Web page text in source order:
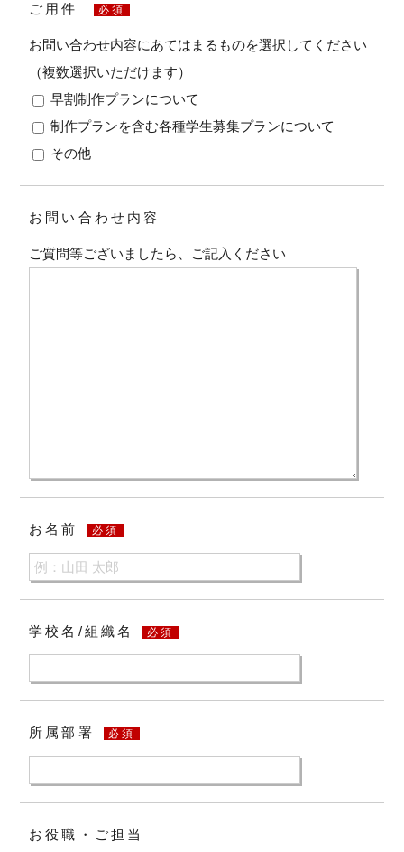
ご用件 必須
お問い合わせ内容にあてはまるものを選択してください
（複数選択いただけます）
早割制作プランについて
制作プランを含む各種学生募集プランについて
その他
お問い合わせ内容
ご質問等ございましたら、ご記入ください
お名前 必須
学校名/組織名 必須
所属部署 必須
お役職・ご担当